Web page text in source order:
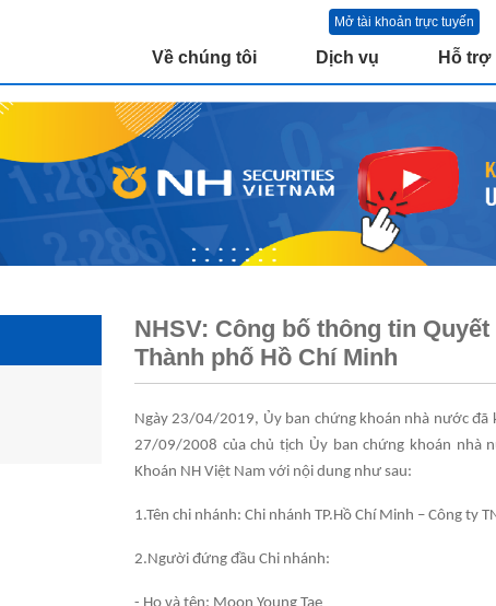
Mở tài khoản trực tuyến
Về chúng tôi
Dịch vụ Hỗ trợ
NHSV: Công bố thông tin
Thành phố Hồ Chí Minh
Ngày 23/04/2019, Ủy ban chứng khoán nhà nước đã
27/09/2008 của chủ tịch Ủy ban chứng khoán nhà
Khoán NH Việt Nam với nội dung như sau:
1.Tên chi nhánh: Chi nhánh TP.Hồ Chí Minh – Công ty
2.Người đứng đầu Chi nhánh: